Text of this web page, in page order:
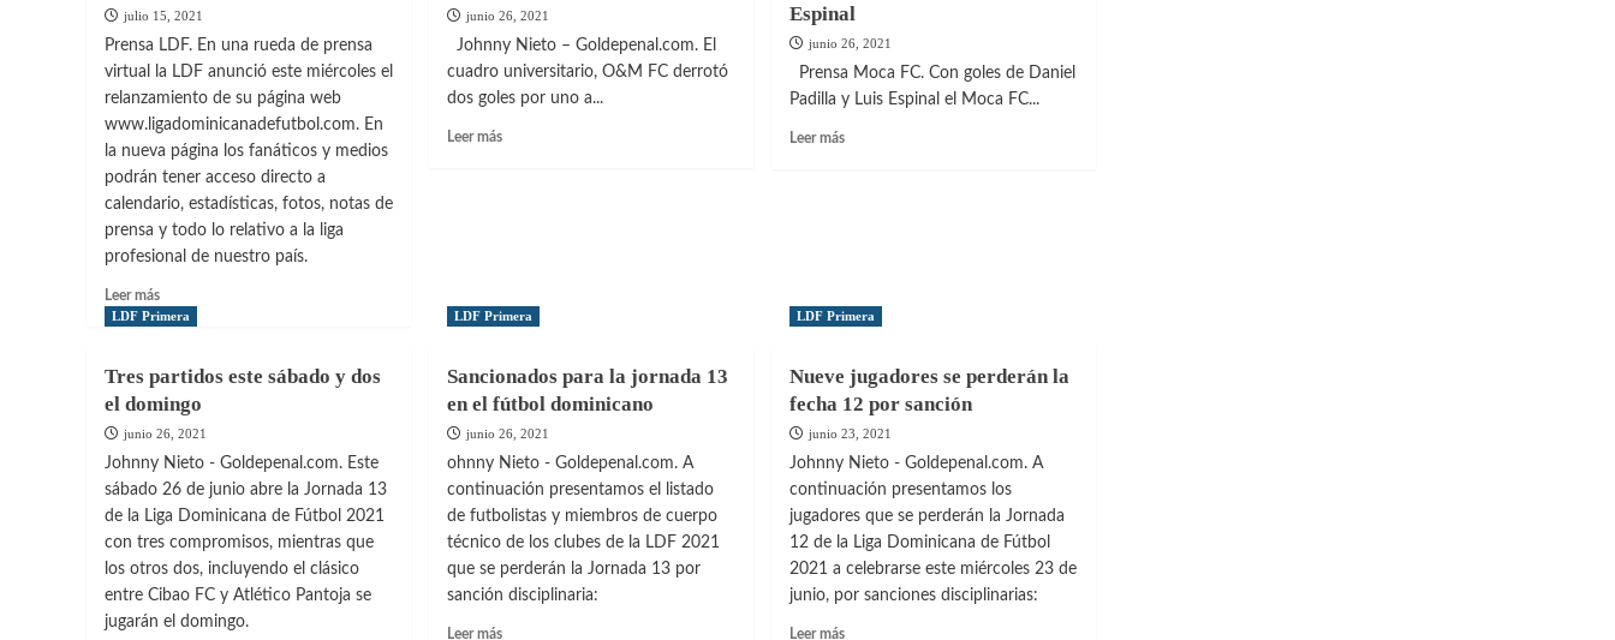
liguilla
O&M
FC
julio 15, 2021
Prensa LDF. En una rueda de prensa
virtual la LDF anunció este miércoles el
relanzamiento de su página web
www.ligadominicanadefutbol.com. En
la nueva página los fanáticos y medios
podrán tener acceso directo a
calendario, estadísticas, fotos, notas de
prensa y todo lo relativo a la liga
profesional de nuestro país.
Leer másLeer
más
LDF
anunció
el
su
portal
web
junio 26, 2021
Johnny Nieto – Goldepenal.com. El
cuadro universitario, O&M FC derrotó
dos goles por uno a...
Leer másLeer
FC
capital
Espinal
junio 26, 2021
Prensa Moca FC. Con goles de Daniel
Padilla y Luis Espinal el Moca FC...
Leer másLeer
Vega
goles
de
Padilla
y
LDF Primera
Tres partidos este sábado y dos
el domingo
junio 26, 2021
Johnny Nieto - Goldepenal.com. Este
sábado 26 de junio abre la Jornada 13
de la Liga Dominicana de Fútbol 2021
con tres compromisos, mientras que
los otros dos, incluyendo el clásico
entre Cibao FC y Atlético Pantoja se
jugarán el domingo.
LDF Primera
Sancionados para la jornada 13
en el fútbol dominicano
junio 26, 2021
ohnny Nieto - Goldepenal.com. A
continuación presentamos el listado
de futbolistas y miembros de cuerpo
técnico de los clubes de la LDF 2021
que se perderán la Jornada 13 por
sanción disciplinaria:
Leer másLeer
LDF Primera
Nueve jugadores se perderán la
fecha 12 por sanción
junio 23, 2021
Johnny Nieto - Goldepenal.com. A
continuación presentamos los
jugadores que se perderán la Jornada
12 de la Liga Dominicana de Fútbol
2021 a celebrarse este miércoles 23 de
junio, por sanciones disciplinarias:
Leer másLeer